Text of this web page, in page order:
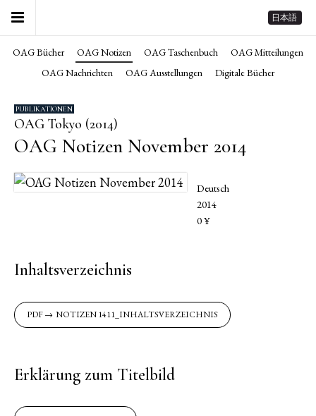
日本語
OAG Bücher OAG Notizen OAG Taschenbuch
OAG Mitteilungen
OAG Nachrichten
OAG Ausstellungen Digitale Bücher
PUBLIKATIONEN
OAG Tokyo (2014)
OAG Notizen November 2014
Deutsch
2014
0 ¥
Inhaltsverzeichnis
NOTIZEN 1411_INHALTSVERZEICHNIS
Erklärung zum Titelbild